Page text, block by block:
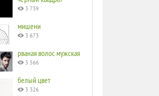
3 739
мишени
3 673
рваная волос мужская
3 566
белый цвет
3 326